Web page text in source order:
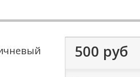
500 руб